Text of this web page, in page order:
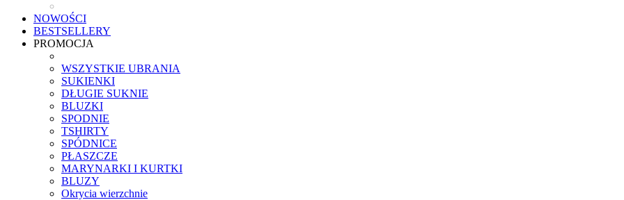
NOWOŚCI
BESTSELLERY
PROMOCJA
WSZYSTKIE UBRANIA
SUKIENKI
DŁUGIE SUKNIE
BLUZKI
SPODNIE
TSHIRTY
SPÓDNICE
PŁASZCZE
MARYNARKI I KURTKI
BLUZY
Okrycia wierzchnie